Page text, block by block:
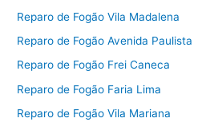
Reparo de Fogão Vila Madalena
Reparo de Fogão Avenida Paulista
Reparo de Fogão Frei Caneca
Reparo de Fogão Faria Lima
Reparo de Fogão Vila Mariana